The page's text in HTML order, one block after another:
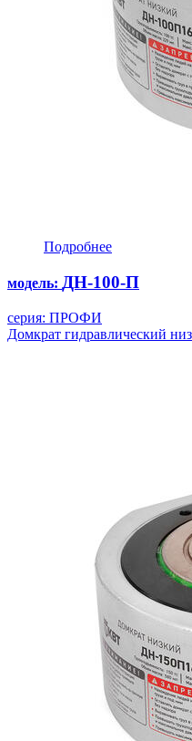
Подробнее
модель: ДН-100-П
серия: ПРОФИ
Домкрат гидравлический